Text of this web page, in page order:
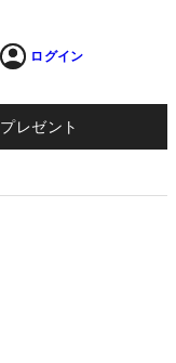
ログイン
プレゼント